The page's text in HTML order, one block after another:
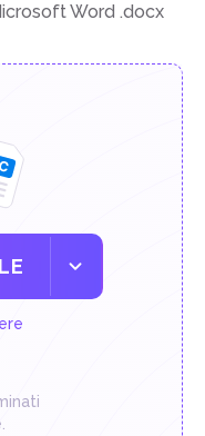
Word .docx